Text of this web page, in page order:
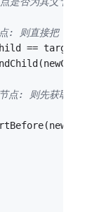
: 则直接把
==
节点: 则先获取